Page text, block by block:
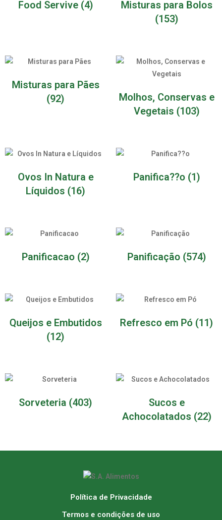
Food Servive (4)
Misturas para Bolos
(153)
Misturas para Pães
(92)
Molhos, Conservas e
Vegetais (103)
Ovos In Natura e
Líquidos (16)
Panifica??o (1)
Panificacao (2) Panificação (574)
Queijos e Embutidos
(12)
Refresco em Pó (11)
Sorveteria (403)
Sucos e
Achocolatados (22)
Política de Privacidade
Termos e condições de uso